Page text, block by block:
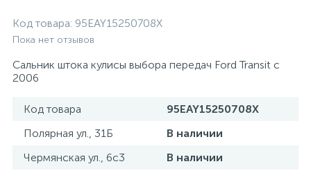
Код товара: 95EAY15250708X
Пока нет отзывов
Сальник штока кулисы выбора передач Ford Transit c
2006
Код товара
95EAY15250708X
Полярная ул., 31Б
В наличии
Чермянская ул., 6с3
В наличии